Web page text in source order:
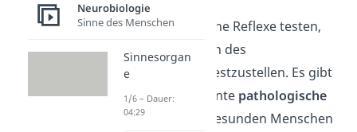
Ärzte können deine Reflexe testen,
um Erkrankungen des
Nervensystems festzustellen. Es gibt
nämlich sogenannte pathologische
Reflexe
, die bei gesunden Menschen
Neurobiologie
Sinne des Menschen
Sinnesorgan
e
1/6 – Dauer:
04:29